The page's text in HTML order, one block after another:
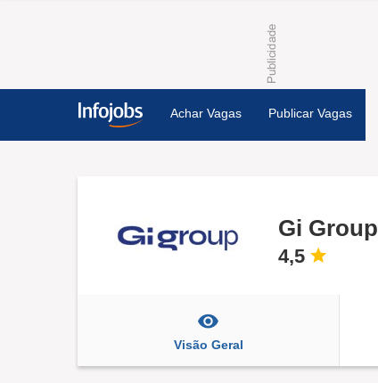
Achar Vagas Publicar Vagas
Gi Group
4,5
Visão Geral